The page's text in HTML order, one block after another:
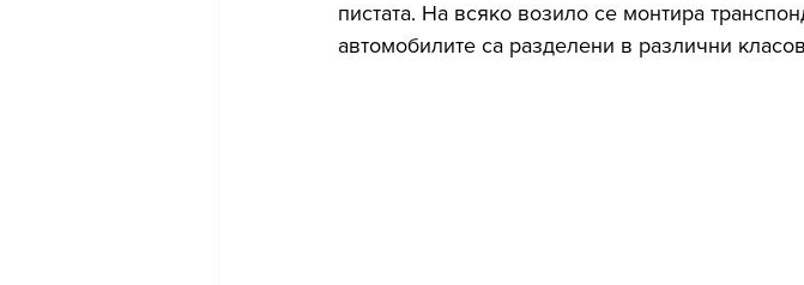
пистата. На всяко возило се монтира
автомобилите са разделени в различни